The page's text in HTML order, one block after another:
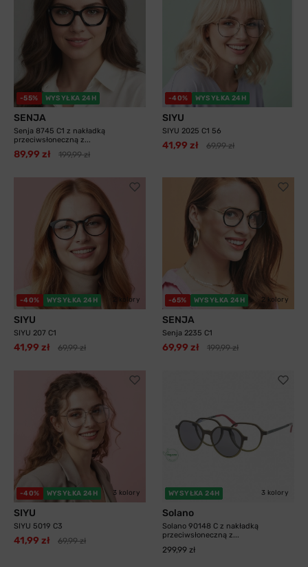
-55% WYSYŁKA 24H
SENJA
Senja 8745 C1 z nakładką
przeciwsłoneczną z...
89,99 zł 199,99 zł
-40% WYSYŁKA 24H
SIYU
SIYU 2025 C1 56
41,99 zł 69,99 zł
-40% WYSYŁKA 24H 2 kolory
SIYU
SIYU 207 C1
41,99 zł 69,99 zł
-65% WYSYŁKA 24H 2 kolory
SENJA
Senja 2235 C1
69,99 zł 199,99 zł
-40% WYSYŁKA 24H 3 kolory
SIYU
SIYU 5019 C3
41,99 zł 69,99 zł
WYSYŁKA 24H 3 kolory
Solano
Solano 90148 C z nakładką
przeciwsłoneczną z...
299,99 zł